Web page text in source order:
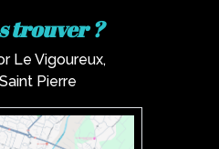
trouver ?
Le Vigoureux,
Pierre